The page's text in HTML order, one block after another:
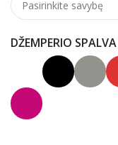
DŽEMPERIO SPALVA